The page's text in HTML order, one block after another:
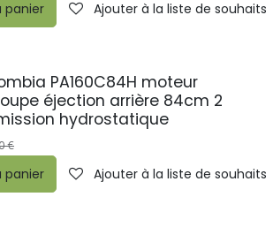
panier Ajouter à la liste de souhaits
PA160C84H moteur
éjection arrière 84cm 2
hydrostatique
€
panier Ajouter à la liste de souhaits